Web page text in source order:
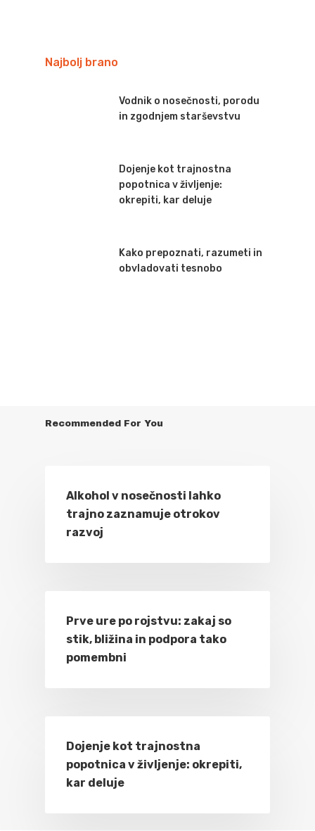
Najbolj brano
Vodnik o nosečnosti, porodu
in zgodnjem starševstvu
Dojenje kot trajnostna
popotnica v življenje:
okrepiti, kar deluje
Kako prepoznati, razumeti in
obvladovati tesnobo
Recommended For You
Alkohol v nosečnosti lahko
trajno zaznamuje otrokov
razvoj
Prve ure po rojstvu: zakaj so
stik, bližina in podpora tako
pomembni
Dojenje kot trajnostna
popotnica v življenje: okrepiti,
kar deluje